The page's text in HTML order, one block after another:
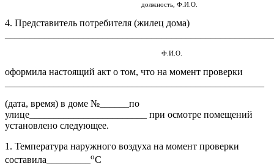
должность, Ф.И.О.
4. Представитель потребителя (жилец дома)
Ф.И.О.
оформила настоящий акт о том, что на момент проверки
(дата, время) в доме №______по
улице________________________ при осмотре помещений
установлено следующее.
1. Температура наружного воздуха на момент проверки
составила_________ оС